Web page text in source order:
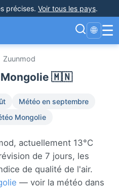
précises. Voir tous les pays.
🌐 ☰
Zuunmod
Mongolie 🇲🇳
Météo en septembre
Mongolie
actuellement 13°C
de 7 jours, les
de qualité de l'air.
— voir la météo dans